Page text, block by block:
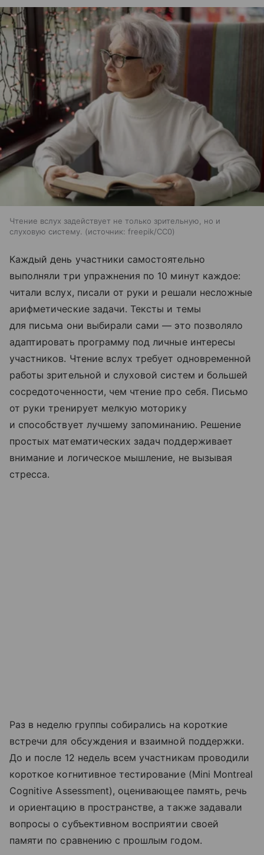
Чтение вслух задействует не только зрительную, но и
слуховую систему.
источник: freepik/CC0
Каждый день участники самостоятельно
выполняли три упражнения по 10 минут каждое:
читали вслух, писали от руки и решали несложные
арифметические задачи. Тексты и темы
для письма они выбирали сами — это позволяло
адаптировать программу под личные интересы
участников. Чтение вслух требует одновременной
работы зрительной и слуховой систем и большей
сосредоточенности, чем чтение про себя. Письмо
от руки тренирует мелкую моторику
и способствует лучшему запоминанию. Решение
простых математических задач поддерживает
внимание и логическое мышление, не вызывая
стресса.
Раз в неделю группы собирались на короткие
встречи для обсуждения и взаимной поддержки.
До и после 12 недель всем участникам проводили
короткое когнитивное тестирование (Mini Montreal
Cognitive Assessment), оценивающее память, речь
и ориентацию в пространстве, а также задавали
вопросы о субъективном восприятии своей
памяти по сравнению с прошлым годом.